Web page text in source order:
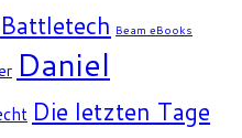
Battletech Beam eBooks
Daniel
Die letzten Tage